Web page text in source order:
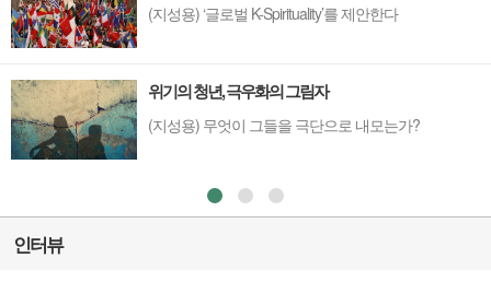
(지성용) ‘글로벌 K-Spirituality’를 제안한다
위기의 청년, 극우화의 그림자
(지성용) 무엇이 그들을 극단으로 내모는가?
인터뷰